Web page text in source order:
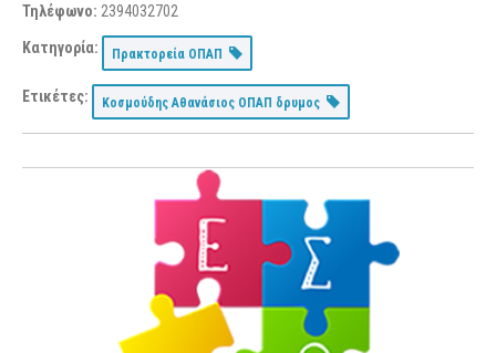
Τηλέφωνο: 2394032702
Κατηγορία: Πρακτορεία ΟΠΑΠ
Ετικέτες: Κοσμούδης Αθανάσιος ΟΠΑΠ δρυμος